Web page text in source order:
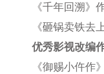
《千年回溯》作
《砸锅卖铁去上
优秀影视改编
《御赐小仵作》